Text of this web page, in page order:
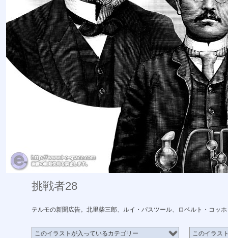
挑戦者28
テルモの新聞広告。北里柴三郎、ルイ・パスツール、ロベルト・コッホ
このイラストが入っているカテゴリー
このイラス